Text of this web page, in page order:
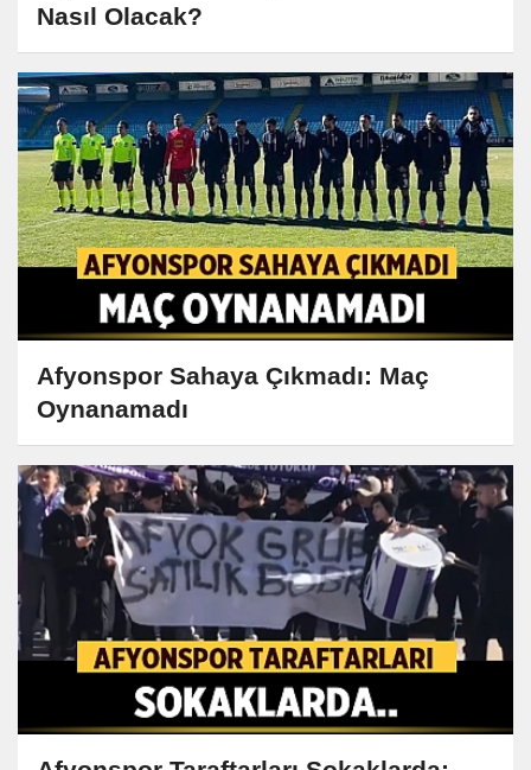
Nasıl Olacak?
Afyonspor Sahaya Çıkmadı: Maç
Oynanamadı